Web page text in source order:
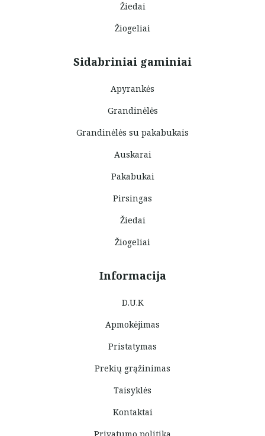
Žiedai
Žiogeliai
Sidabriniai gaminiai
Apyrankės
Grandinėlės
Grandinėlės su pakabukais
Auskarai
Pakabukai
Pirsingas
Žiedai
Žiogeliai
Informacija
D.U.K
Apmokėjimas
Pristatymas
Prekių grąžinimas
Taisyklės
Kontaktai